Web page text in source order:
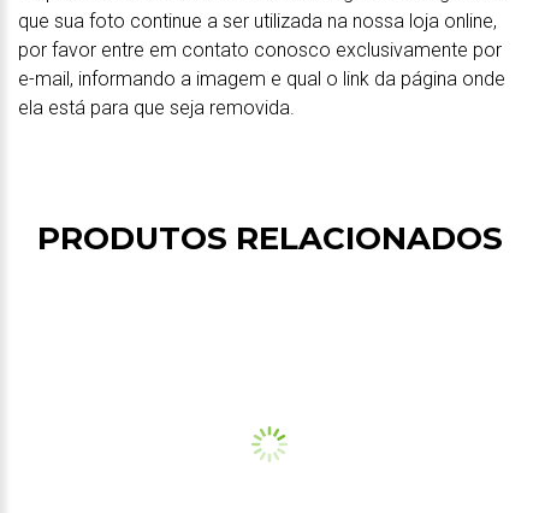
que sua foto continue a ser utilizada na nossa loja online,
por favor entre em contato conosco exclusivamente por
e-mail, informando a imagem e qual o link da página onde
ela está para que seja removida.
PRODUTOS RELACIONADOS